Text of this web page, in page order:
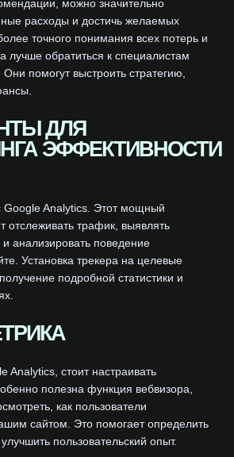
можно значительно
расходы и достичь желаемых
точного понимания всех потерь и
лучше обратиться к специалистам
помогут выстроить стратегию,
ДЛЯ
ЭФФЕКТИВНОСТИ
Google Analytics. Этот мощный
отслеживать трафик, выявлять
и анализировать поведение
Установка трекера на целевые
подробной статистики и
Analytics, стоит настраивать
полезна функция вебвизора,
как пользователи
сайтом. Это помогает определить
пользовательский опыт.